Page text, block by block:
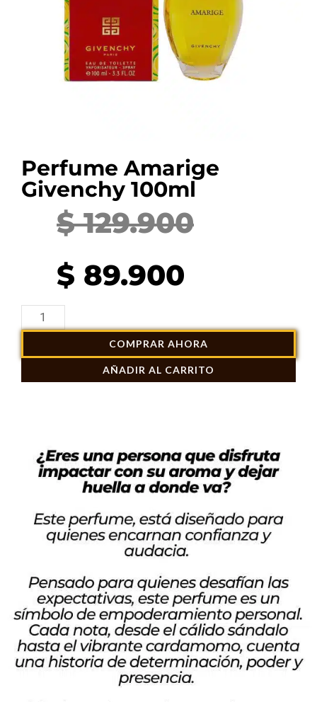
Perfume Amarige
Givenchy 100ml
$129.900Original
$ 129.900.
$ 89.900
Current
$ 89.900.
Perfume
Amarige
Givenchy
100ml
COMPRAR AHORA
AÑADIR AL CARRITO